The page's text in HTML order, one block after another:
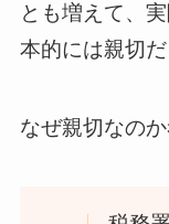
とも増えて、
本的には親切だ
なぜ親切なのか